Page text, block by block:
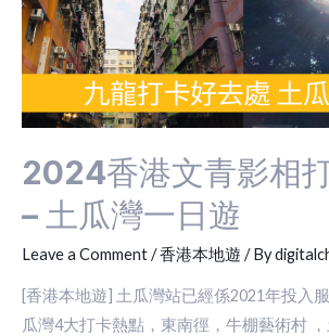
2024香港文青影相
– 土瓜灣一日遊
Leave a Comment/香港本地遊 / By
[香港本地遊] 土瓜灣站已經係2021年投入
瓜灣4大打卡熱點，東南徑，牛棚藝術村